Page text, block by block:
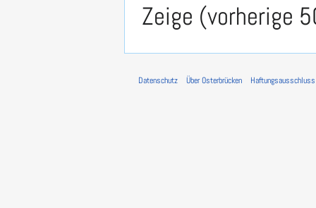
Zeige (vorherige
Datenschutz Über Osterbrücken Haftungsausschluss